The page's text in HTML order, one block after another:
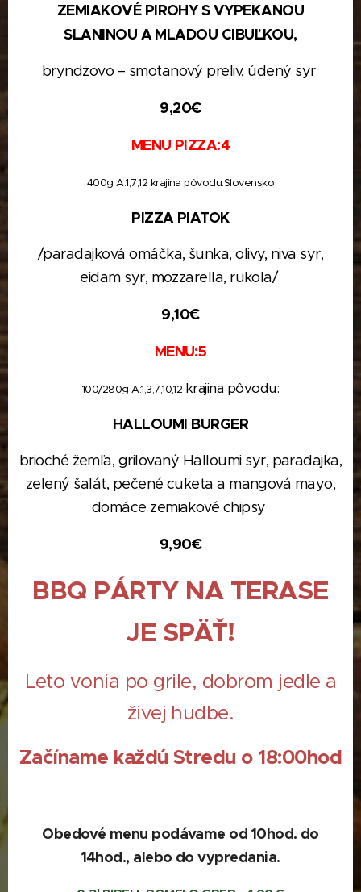
ZEMIAKOVÉ PIROHY S VYPEKANOU
SLANINOU A MLADOU CIBUĽKOU,
bryndzovo – smotanový preliv, údený syr
9,20€
MENU PIZZA:4
400g A:1,7,12 krajina pôvodu:Slovensko
PIZZA PIATOK
/paradajková omáčka, šunka, olivy, niva syr,
eidam syr, mozzarella, rukola/
9,10€
MENU:5
100/280g A:1,3,7,10,12 krajina pôvodu:
HALLOUMI BURGER
brioché žemľa, grilovaný Halloumi syr, paradajka,
zelený šalát, pečené cuketa a mangová mayo,
domáce zemiakové chipsy
9,90€
BBQ PÁRTY NA TERASE
JE SPÄŤ!
Leto vonia po grile, dobrom jedle a
živej hudbe.
Začíname každú Stredu o 18:00hod
Obedové menu podávame od 10hod. do
14hod., alebo do vypredania.